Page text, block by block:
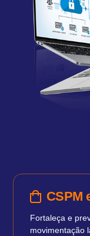
CSPM
Fortaleça e
movimentação